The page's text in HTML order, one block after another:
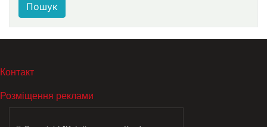
Пошук
МЕНЮ В ПОДВАЛЕ
Контакт
Розміщення реклами